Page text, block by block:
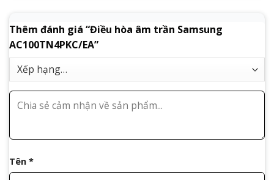
Thêm đánh giá “Điều hòa âm trần Samsung
AC100TN4PKC/EA”
Tên *